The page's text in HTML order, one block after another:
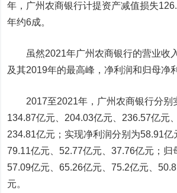
年，广州农商银行计提资产减值损失
年约6成。
虽然2021年广州农商银行的营业收
及其2019年的最高峰，净利润和归母净
2017至2021年，广州农商银行分别
134.87亿元、204.03亿元、236.57亿元
234.81亿元；实现净利润分别为58.91亿
79.11亿元、52.77亿元、37.76亿元；归
57.09亿元、65.26亿元、75.2亿元、
元。